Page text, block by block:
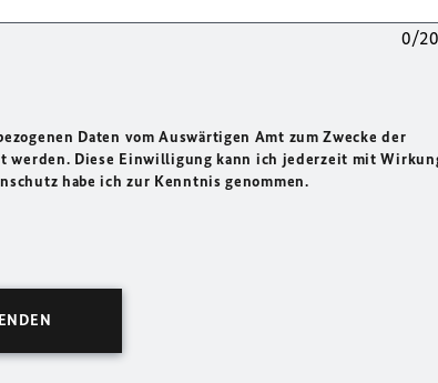
0/
Daten vom Auswärtigen Amt zum Zwecke der
werden. Diese Einwilligung kann ich jederzeit mit
habe ich zur Kenntnis genommen.